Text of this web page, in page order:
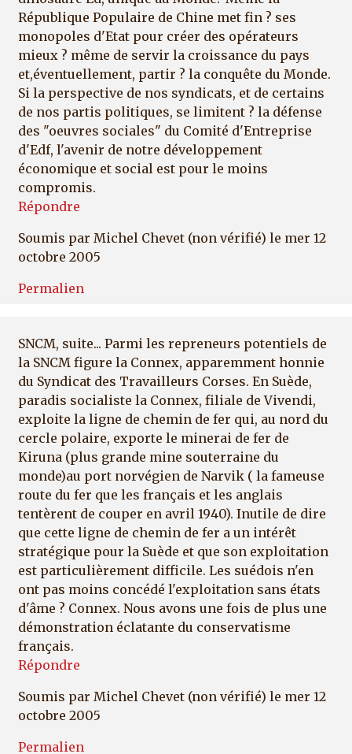
République Populaire de Chine met fin ? ses
monopoles d'Etat pour créer des opérateurs
mieux ? même de servir la croissance du pays
et,éventuellement, partir ? la conquête du Monde.
Si la perspective de nos syndicats, et de certains
de nos partis politiques, se limitent ? la défense
des "oeuvres sociales" du Comité d'Entreprise
d'Edf, l'avenir de notre développement
économique et social est pour le moins
compromis.
Répondre
Soumis par Michel Chevet (non vérifié) le mer 12
octobre 2005
Permalien
SNCM, suite... Parmi les repreneurs potentiels de
la SNCM figure la Connex, apparemment honnie
du Syndicat des Travailleurs Corses. En Suède,
paradis socialiste la Connex, filiale de Vivendi,
exploite la ligne de chemin de fer qui, au nord du
cercle polaire, exporte le minerai de fer de
Kiruna (plus grande mine souterraine du
monde)au port norvégien de Narvik ( la fameuse
route du fer que les français et les anglais
tentèrent de couper en avril 1940). Inutile de dire
que cette ligne de chemin de fer a un intérêt
stratégique pour la Suède et que son exploitation
est particulièrement difficile. Les suédois n'en
ont pas moins concédé l'exploitation sans états
d'âme ? Connex. Nous avons une fois de plus une
démonstration éclatante du conservatisme
français.
Répondre
Soumis par Michel Chevet (non vérifié) le mer 12
octobre 2005
Permalien